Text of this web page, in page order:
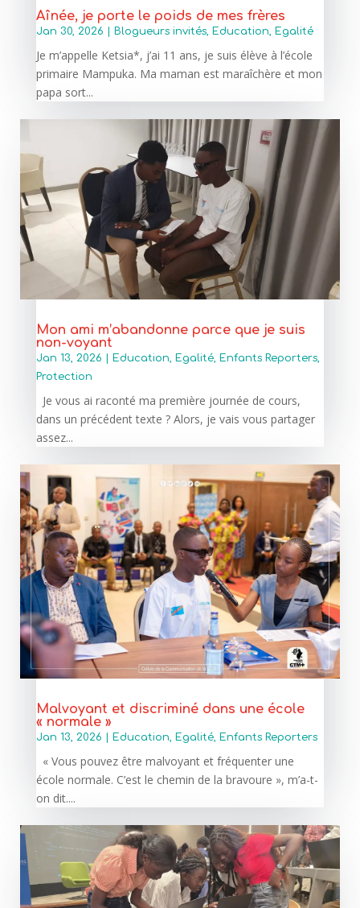
Aînée, je porte le poids de mes frères
Jan 30, 2026 | Blogueurs invités, Education Egalité
Je m’appelle Ketsia*, j’ai 11 ans, je suis élève à l’école
primaire Mampuka. Ma maman est maraîchère et mon
papa sort...
Mon ami m’abandonne parce que je suis
non-voyant
Jan 13, 2026 | Education, Egalité, Enfants Reporters,
Protection
Je vous ai raconté ma première journée de cours,
dans un précédent texte ? Alors, je vais vous partager
assez...
Malvoyant et discriminé dans une école
« normale »
Jan 13, 2026 | Education Egalité, Enfants Reporters
« Vous pouvez être malvoyant et fréquenter une
école normale. C’est le chemin de la bravoure », m’a-t-
on dit....